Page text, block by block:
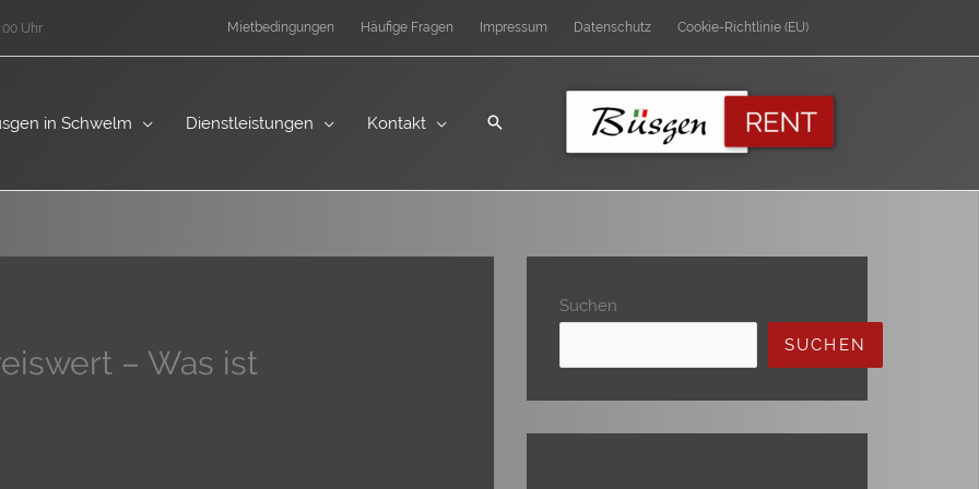
Uhr Mietbedingungen Häufige Fragen Impressum Datenschutz Cookie-Richtlinie (EU)
in Schwelm Dienstleistungen Kontakt
– Was ist
Suchen
SUCHEN